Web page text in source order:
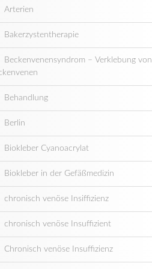
Arterien
Bakerzystentherapie
Beckenvenensyndrom – Verklebung von
Behandlung
Berlin
Biokleber Cyanoacrylat
Biokleber in der Gefäßmedizin
chronisch venöse Insiffizienz
chronisch venöse Insuffizient
Chronisch venöse Insuffizienz